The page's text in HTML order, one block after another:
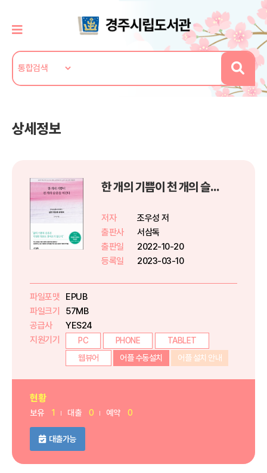
상세정보
한 개의 기쁨이 천 개의 슬픔을 이긴다 : 조우성 변호사 에세이 1
저자
조우성 저
출판사
서삼독
출판일
2022-10-20
등록일
2023-03-10
파일포맷
EPUB
파일크기
57MB
공급사
YES24
지원기기
PC PHONE
TABLET
웹뷰어
어플 수동설치 어플 설치 안내
현황
보유 1 대출 0 예약 0
대출가능